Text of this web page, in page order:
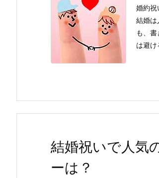
婚約祝
結婚は
も、
は避
結婚祝いで人気
ーは？